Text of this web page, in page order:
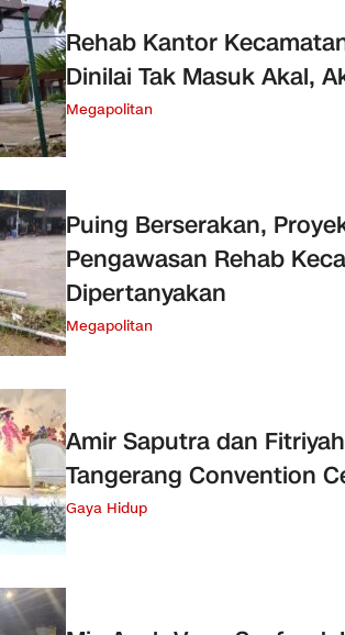
Rehab Kantor
Dinilai Tak Masuk Akal,
Megapolitan
Puing Berserakan,
Pengawasan Rehab
Dipertanyakan
Megapolitan
Amir Saputra dan
Tangerang Convention
Gaya Hidup